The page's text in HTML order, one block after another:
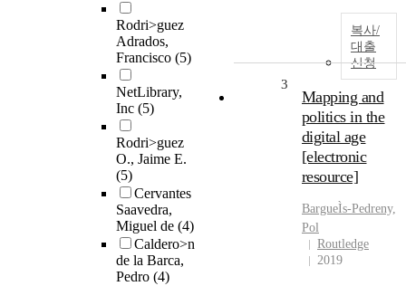
Rodri>guez
Adrados,
Francisco (5)
NetLibrary,
Inc (5)
Rodri>guez
O., Jaime E.
(5)
Cervantes
Saavedra,
Miguel de (4)
Caldero>n
de la Barca,
Pedro (4)
복사/
대출
신청
3
Mapping and
politics in the
digital age
[electronic
resource]
BargueÌs-Pedreny,
Pol
Routledge
2019